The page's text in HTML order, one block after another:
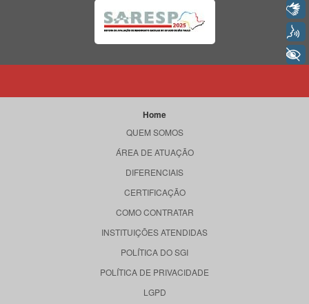
Home
QUEM SOMOS
ÁREA DE ATUAÇÃO
DIFERENCIAIS
CERTIFICAÇÃO
COMO CONTRATAR
INSTITUIÇÕES ATENDIDAS
POLÍTICA DO SGI
POLÍTICA DE PRIVACIDADE
LGPD